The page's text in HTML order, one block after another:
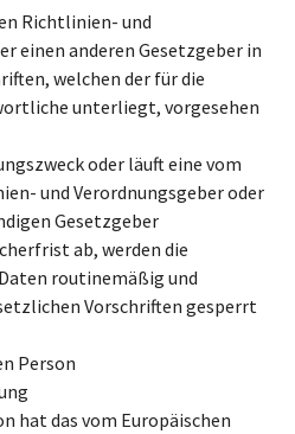
Richtlinien- und
einen anderen Gesetzgeber in
welchen der für die
unterliegt, vorgesehen
oder läuft eine vom
und Verordnungsgeber oder
Gesetzgeber
ab, werden die
routinemäßig und
Vorschriften gesperrt
Person
hat das vom Europäischen